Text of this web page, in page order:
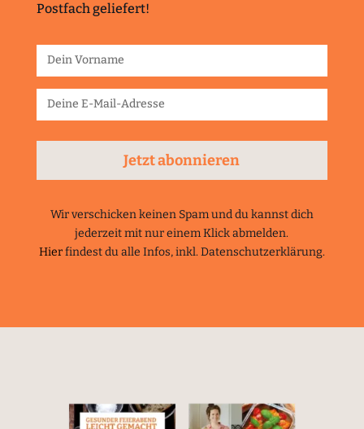
Postfach geliefert!
Jetzt abonnieren
Wir verschicken keinen Spam und du kannst dich
jederzeit mit nur einem Klick abmelden.
Hierfindest du alle Infos, inkl. Datenschutzerklärung.